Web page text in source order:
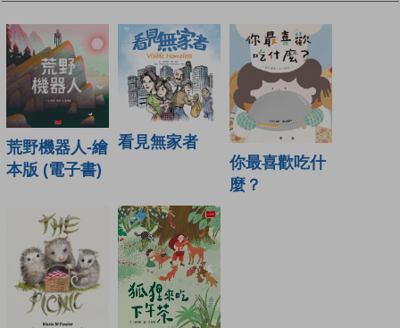
荒野機器人-繪
本版 (電子書)
看見無家者
你最喜歡吃什
麼？